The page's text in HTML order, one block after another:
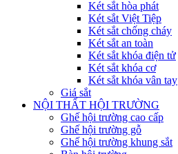
Két sắt hòa phát
Két sắt Việt Tiệp
Két sắt chống cháy
Két sắt an toàn
Két sắt khóa điện tử
Két sắt khóa cơ
Két sắt khóa vân tay
Giá sắt
NỘI THẤT HỘI TRƯỜNG
Ghế hội trường cao cấp
Ghế hội trường gỗ
Ghế hội trường khung sắt